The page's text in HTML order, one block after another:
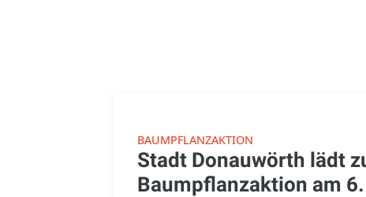
BAUMPFLANZAKTION
Stadt Donauwörth lädt
Baumpflanzaktion am